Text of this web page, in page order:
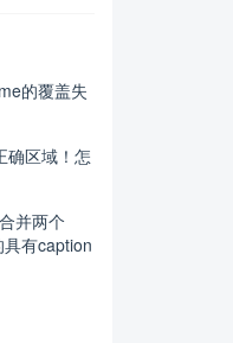
的覆盖失
确区域！怎
并两个
有caption